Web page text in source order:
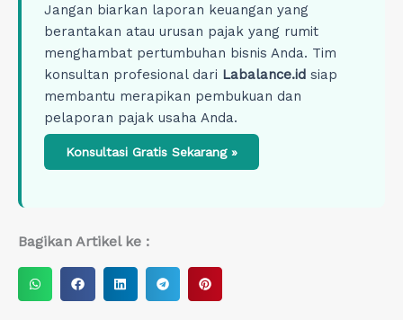
Jangan biarkan laporan keuangan yang
berantakan atau urusan pajak yang rumit
menghambat pertumbuhan bisnis Anda. Tim
konsultan profesional dari Labalance.id siap
membantu merapikan pembukuan dan
pelaporan pajak usaha Anda.
Konsultasi Gratis Sekarang »
Bagikan Artikel ke :
S S S